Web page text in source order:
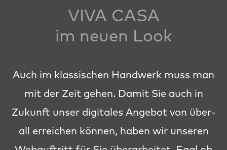
VIVA CASA
im neuen Look
Auch im klas­sis­chen Handw­erk muss man
mit der Zeit gehen. Damit Sie auch in
Zukun­ft unser dig­i­tales Ange­bot von über­
all erre­ichen kön­nen, haben wir unseren